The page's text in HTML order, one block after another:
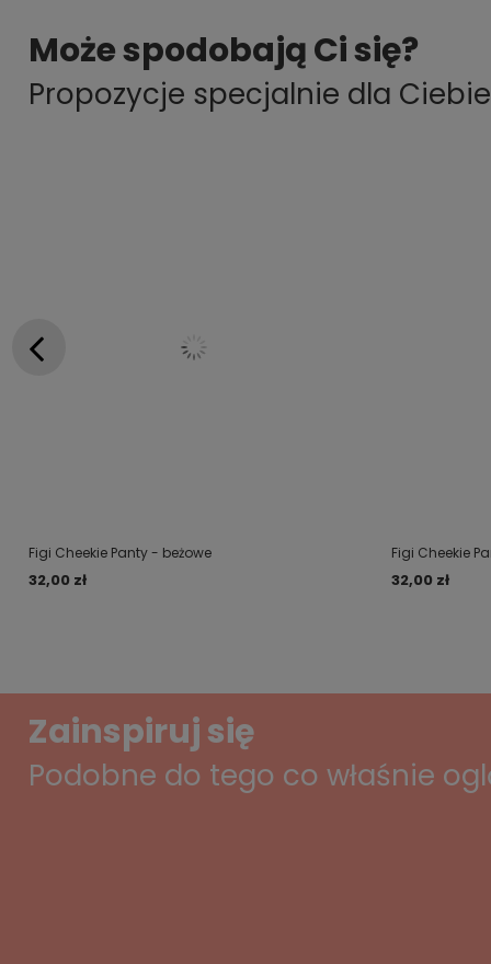
Może spodobają Ci się?
Propozycje specjalnie dla Ciebie
Figi Cheekie Panty - beżowe
32,00 zł
Figi Cheekie
32,00 zł
Zainspiruj się
Podobne do tego co właśnie